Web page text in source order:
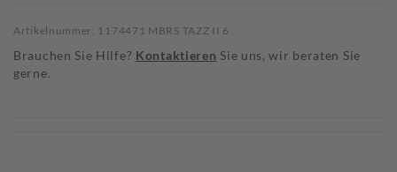
Artikelnummer: 1174471 MBRS TAZZ II 6
Brauchen Sie Hilfe? Kontaktieren Sie uns, wir beraten Sie
gerne.